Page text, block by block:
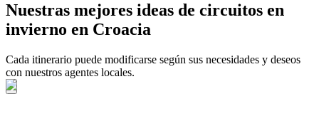
Nuestras mejores ideas de circuitos en
invierno en Croacia
Cada itinerario puede modificarse según sus necesidades y deseos
con nuestros agentes locales.